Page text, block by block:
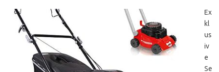
Ex
kl
us
iv
e
Se